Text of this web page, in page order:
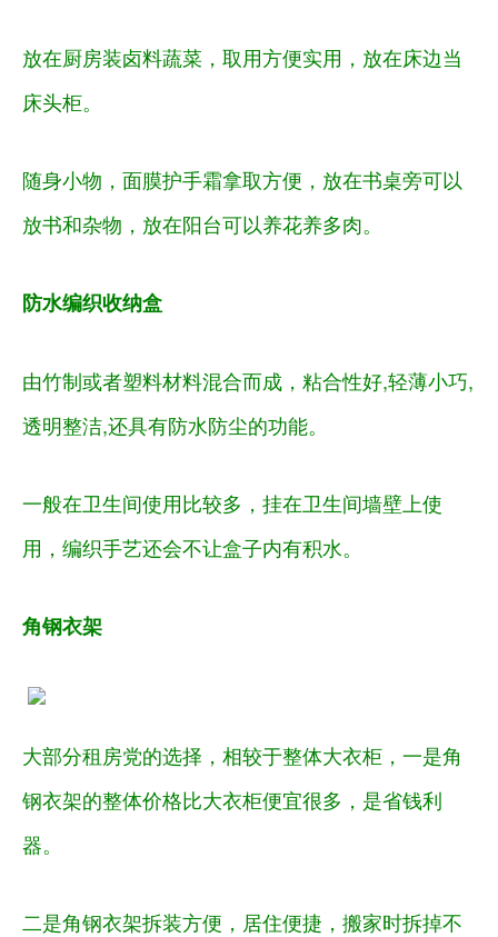
放在厨房装卤料蔬菜，取用方便实用，放在床边当
床头柜。
随身小物，面膜护手霜拿取方便，放在书桌旁可以
放书和杂物，放在阳台可以养花养多肉。
防水编织收纳盒
由竹制或者塑料材料混合而成，粘合性好,轻薄小巧,
透明整洁,还具有防水防尘的功能。
一般在卫生间使用比较多，挂在卫生间墙壁上使
用，编织手艺还会不让盒子内有积水。
角钢衣架
大部分租房党的选择，相较于整体大衣柜，一是角
钢衣架的整体价格比大衣柜便宜很多，是省钱利
器。
二是角钢衣架拆装方便，居住便捷，搬家时拆掉不